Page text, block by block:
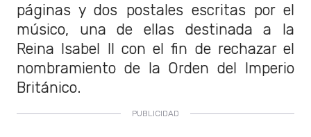
páginas y dos postales escritas por el
músico, una de ellas destinada a la
Reina Isabel II con el fin de rechazar el
nombramiento de la Orden del Imperio
Británico.